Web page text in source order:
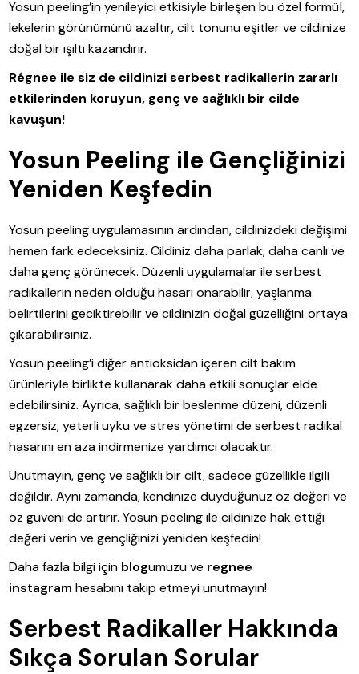
Yosun peeling’in yenileyici etkisiyle birleşen bu özel formül,
lekelerin görünümünü azaltır, cilt tonunu eşitler ve cildinize
doğal bir ışıltı kazandırır.
Régnee ile siz de cildinizi serbest radikallerin zararlı
etkilerinden koruyun, genç ve sağlıklı bir cilde
kavuşun!
Yosun Peeling ile Gençliğinizi
Yeniden Keşfedin
Yosun peeling uygulamasının ardından, cildinizdeki değişimi
hemen fark edeceksiniz. Cildiniz daha parlak, daha canlı ve
daha genç görünecek. Düzenli uygulamalar ile serbest
radikallerin neden olduğu hasarı onarabilir, yaşlanma
belirtilerini geciktirebilir ve cildinizin doğal güzelliğini ortaya
çıkarabilirsiniz.
Yosun peeling’i diğer antioksidan içeren cilt bakım
ürünleriyle birlikte kullanarak daha etkili sonuçlar elde
edebilirsiniz. Ayrıca, sağlıklı bir beslenme düzeni, düzenli
egzersiz, yeterli uyku ve stres yönetimi de serbest radikal
hasarını en aza indirmenize yardımcı olacaktır.
Unutmayın, genç ve sağlıklı bir cilt, sadece güzellikle ilgili
değildir. Aynı zamanda, kendinize duyduğunuz öz değeri ve
öz güveni de artırır. Yosun peeling ile cildinize hak ettiği
değeri verin ve gençliğinizi yeniden keşfedin!
Daha fazla bilgi için blogumuzu ve regnee
instagram hesabını takip etmeyi unutmayın!
Serbest Radikaller Hakkında
Sıkça Sorulan Sorular